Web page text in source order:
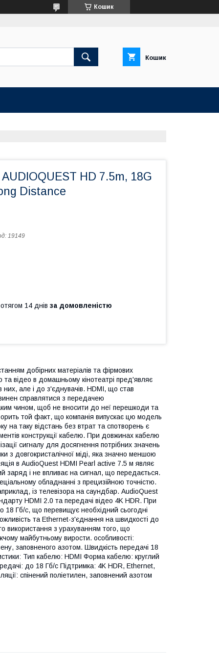
Кошик
Кошик
HD 7.5m, 18G
Distance
19149
14 днів за домовленістю
добірних матеріалів та фірмових
та відео в домашньому кінотеатрі пред'являє
них, але і до з'єднувачів. HDMI, що став
справлятися з передачею
чином, щоб не вносити до неї перешкоди та
той факт, що компанія випускає цю модель
на таку відстань без втрат та спотворень є
конструкції кабелю. При довжинах кабелю
сигналу для досягнення потрібних значень
з довгокристалічної міді, яка значно меншою
в AudioQuest HDMI Pearl active 7.5 м являє
заряд і не впливає на сигнал, що передається.
обладнанні з прецизійною точністю.
із телевізора на саундбар. AudioQuest
HDMI 2.0 та передачі відео 4K HDR. При
Гб/с, що перевищує необхідний сьогодні
та Ethernet-з'єднання на швидкості до
використання з урахуванням того, що
майбутньому вирости. особливості:
заповненого азотом. Швидкість передачі 18
Тип кабелю: HDMI Форма кабелю: круглий
до 18 Гб/с Підтримка: 4K HDR, Ethernet,
спінений поліетилен, заповнений азотом